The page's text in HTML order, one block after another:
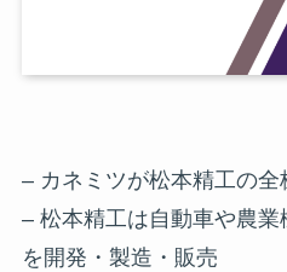
– カネミツが松本精工の
– 松本精工は自動車や農
を開発・製造・販売